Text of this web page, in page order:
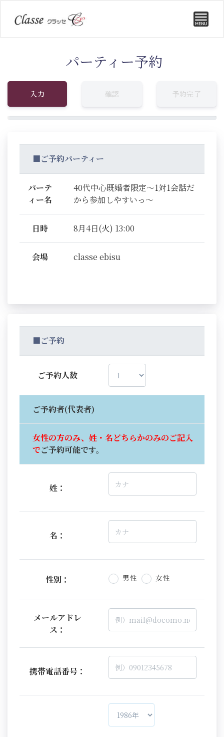
パーティー予約
入力 確認 予約完了
■ご予約パーティー
パーテ
ィー名
40代中心既婚者限定～1対1会話だ
から参加しやすいっ～
日時 8月4日(火) 13:00
会場 classe ebisu
■ご予約
ご予約人数
ご予約者(代表者)
女性の方のみ、姓・名どちらかのみのご記入
でご予約可能です。
姓：
名：
性別： 男性 女性
メールアドレ
ス：
携帯電話番号：